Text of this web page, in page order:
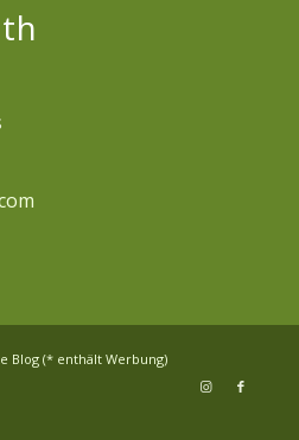
Blog (* enthält Werbung)